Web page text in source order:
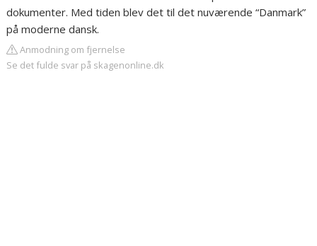
dokumenter. Med tiden blev det til det nuværende “Danmark”
på moderne dansk.
Anmodning om fjernelse
Se det fulde svar på skagenonline.dk